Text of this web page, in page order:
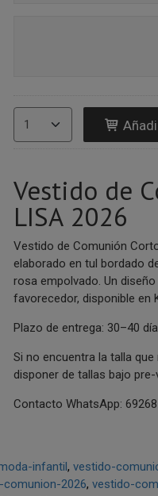
Vestido de
LISA 2026
Vestido de Comunión
elaborado en tul bordado
rosa empolvado. Un
favorecedor, disponible en
Plazo de entrega: 30–40
Si no encuentra la talla
disponer de tallas bajo
Contacto WhatsApp:
infantil vestido-
2026 vestido-